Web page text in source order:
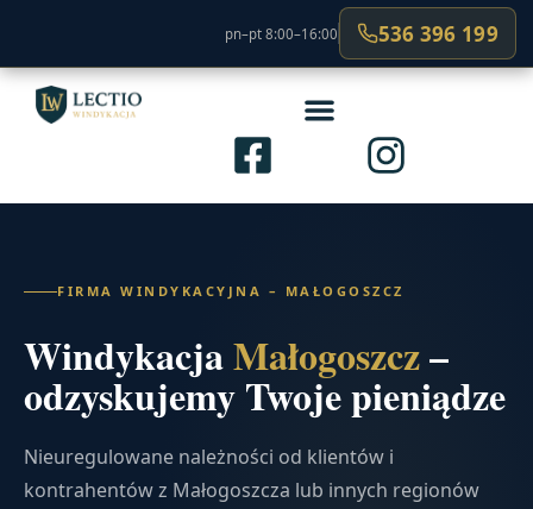
pn–pt 8:00–16:00 536 396 199
FIRMA WINDYKACYJNA – MAŁOGOSZCZ
WindykacjaMałogoszcz–
odzyskujemy Twoje pieniądze
Nieuregulowane należności od klientów i
kontrahentów z Małogoszcza lub innych regionów